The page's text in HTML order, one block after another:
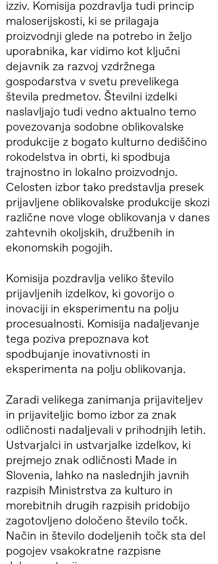
izziv. Komisija pozdravlja tudi princip
maloserijskosti, ki se prilagaja
proizvodnji glede na potrebo in željo
uporabnika, kar vidimo kot ključni
dejavnik za razvoj vzdržnega
gospodarstva v svetu prevelikega
števila predmetov. Številni izdelki
naslavljajo tudi vedno aktualno temo
povezovanja sodobne oblikovalske
produkcije z bogato kulturno dediščino
rokodelstva in obrti, ki spodbuja
trajnostno in lokalno proizvodnjo.
Celosten izbor tako predstavlja presek
prijavljene oblikovalske produkcije skozi
različne nove vloge oblikovanja v danes
zahtevnih okoljskih, družbenih in
ekonomskih pogojih.
Komisija pozdravlja veliko število
prijavljenih izdelkov, ki govorijo o
inovaciji in eksperimentu na polju
procesualnosti. Komisija nadaljevanje
tega poziva prepoznava kot
spodbujanje inovativnosti in
eksperimenta na polju oblikovanja.
Zaradi velikega zanimanja prijaviteljev
in prijaviteljic bomo izbor za znak
odličnosti nadaljevali v prihodnjih letih.
Ustvarjalci in ustvarjalke izdelkov, ki
prejmejo znak odličnosti Made in
Slovenia, lahko na naslednjih javnih
razpisih Ministrstva za kulturo in
morebitnih drugih razpisih pridobijo
zagotovljeno določeno število točk.
Način in število dodeljenih točk sta del
pogojev vsakokratne razpisne